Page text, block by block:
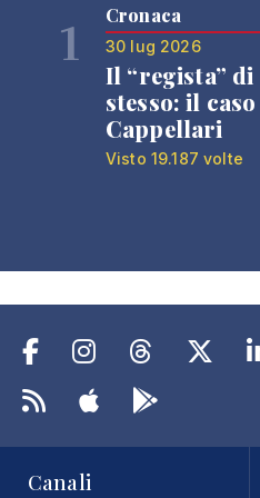
1 Cronaca
30 lug 2026
Il “regista” di
stesso: il caso
Cappellari
Visto 19.187 volte
Canali